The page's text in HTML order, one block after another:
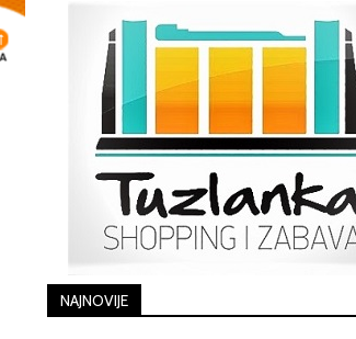
NAJNOVIJE